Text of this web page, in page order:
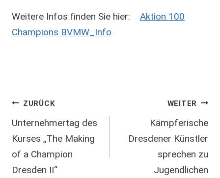
Weitere Infos finden Sie hier: Aktion 100
Champions BVMW_Info
Beitragsnavigation
ZURÜCK
Unternehmertag des
Kurses „The Making
of a Champion
Dresden II“
WEITER
Kämpferische
Dresdener Künstler
sprechen zu
Jugendlichen